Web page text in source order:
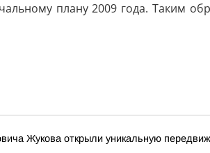
плану 2009 года. Таким
Жукова открыли уникальную